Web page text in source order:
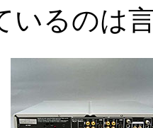
いるのは